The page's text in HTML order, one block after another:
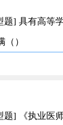
题] 具有高等
）
题] 《执业医